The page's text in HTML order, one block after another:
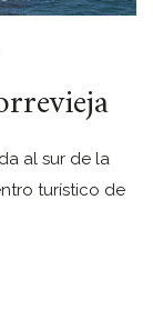
al sur de la
turístico de